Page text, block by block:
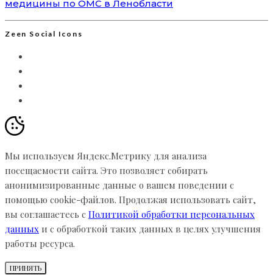
медицины по ОМС в Ленобласти
Zeen Social Icons
Мы используем Яндекс.Метрику для анализа
посещаемости сайта. Это позволяет собирать
анонимизированные данные о вашем поведении с
помощью cookie-файлов. Продолжая использовать сайт,
вы соглашаетесь с Политикой обработки персональных
данных и с обработкой таких данных в целях улучшения
работы ресурса.
ПРИНЯТЬ